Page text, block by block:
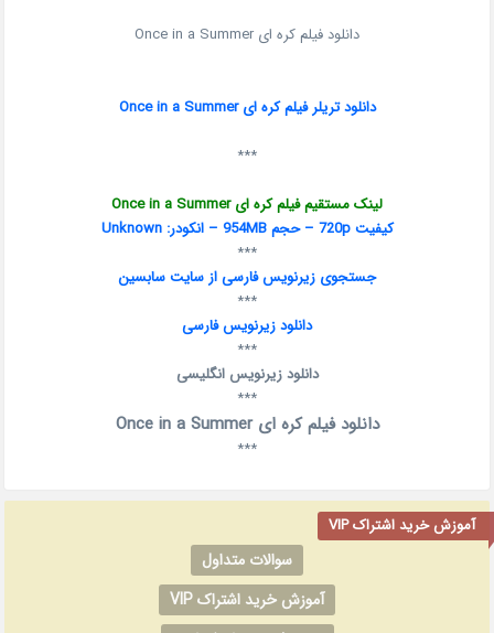
دانلود فیلم کره ای Once in a Summer
دانلود تریلر فیلم کره ای Once in a Summer
***
لینک مستقیم فیلم کره ای Once in a Summer
کیفیت 720p – حجم 954MB – انکودر: Unknown
***
جستجوی زیرنویس فارسی از سایت سابسین
***
دانلود زیرنویس فارسی
***
دانلود زیرنویس انگلیسی
***
دانلود فیلم کره ای Once in a Summer
***
آموزش خرید اشتراک VIP
سوالات متداول
آموزش خرید اشتراک VIP